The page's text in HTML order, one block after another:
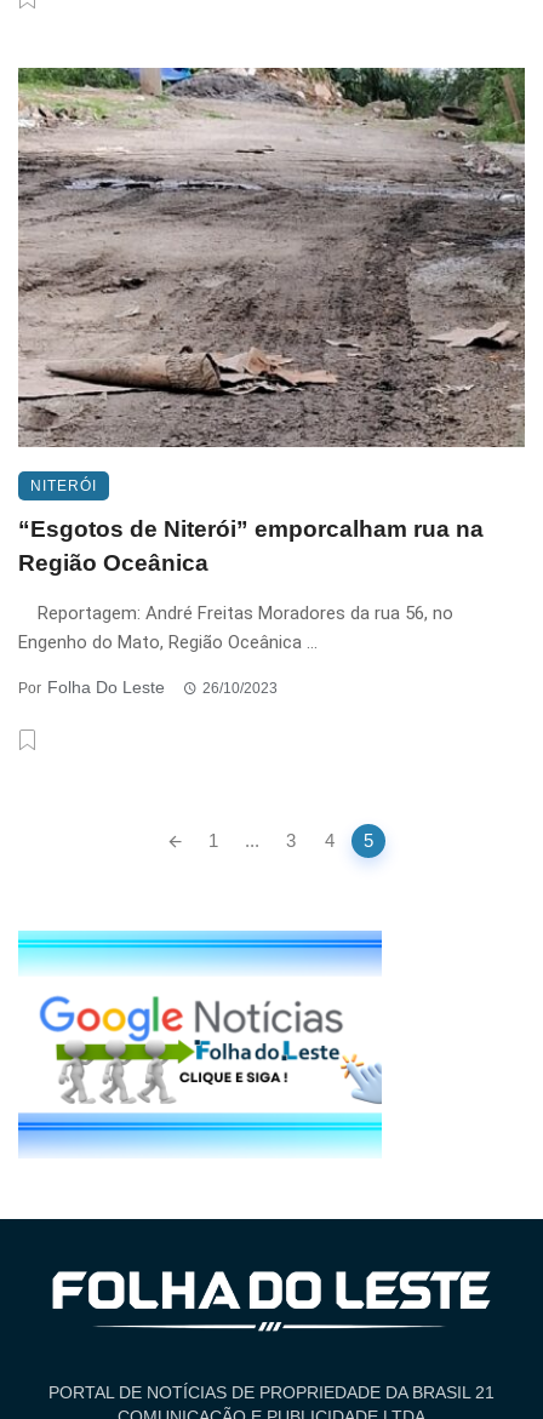
NITERÓI
“Esgotos de Niterói” emporcalham rua na
Região Oceânica
Reportagem: André Freitas Moradores da rua 56, no
Engenho do Mato, Região Oceânica ...
Por Folha Do Leste 26/10/2023
1 ... 3 4 5
PORTAL DE NOTÍCIAS DE PROPRIEDADE DA BRASIL 21